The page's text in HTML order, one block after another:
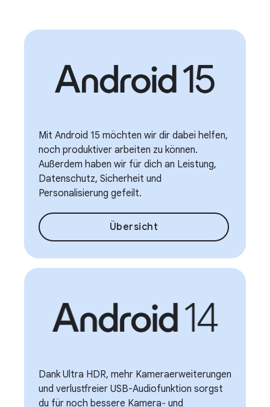
Mit Android 15 möchten wir dir dabei helfen,
noch produktiver arbeiten zu können.
Außerdem haben wir für dich an Leistung,
Datenschutz, Sicherheit und
Personalisierung gefeilt.
Übersicht
Dank Ultra HDR, mehr Kameraerweiterungen
und verlustfreier USB-Audiofunktion sorgst
du für noch bessere Kamera‐ und